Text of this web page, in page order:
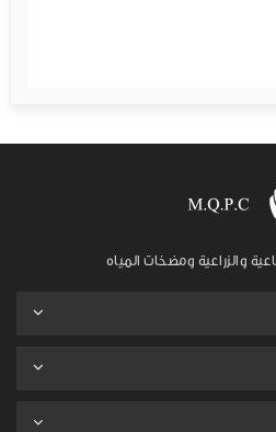
والزراعية ومضخات المياه